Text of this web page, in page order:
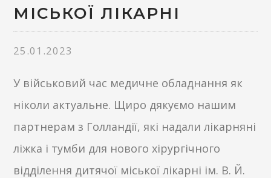
МІСЬКОЇ ЛІКАРНІ
25.01.2023
У військовий час медичне обладнання як
ніколи актуальне. Щиро дякуємо нашим
партнерам з Голландії, які надали лікарняні
ліжка і тумби для нового хірургічного
відділення дитячої міської лікарні ім. В. Й.